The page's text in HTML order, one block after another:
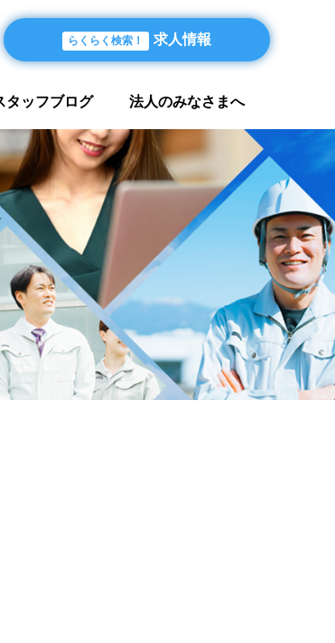
らくらく検索！ 求人情報
タッフブログ 法人のみなさまへ